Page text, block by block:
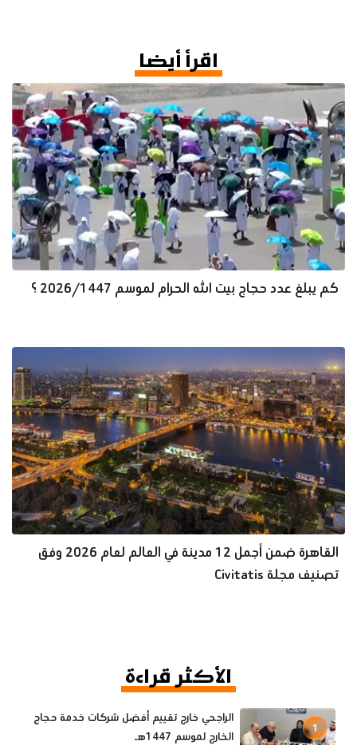
اقرأ أيضا
كم يبلغ عدد حجاج بيت الله الحرام لموسم 2026/1447 ؟
القاهرة ضمن أجمل 12 مدينة في العالم لعام 2026 وفق
تصنيف مجلة Civitatis
الأكثر قراءة
1
الراجحي خارج تقييم أفضل شركات خدمة حجاج
الخارج لموسم 1447هـ